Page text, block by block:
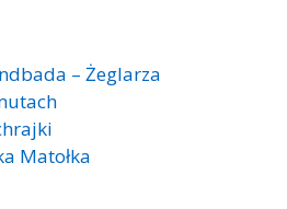
– Żeglarza
Matołka